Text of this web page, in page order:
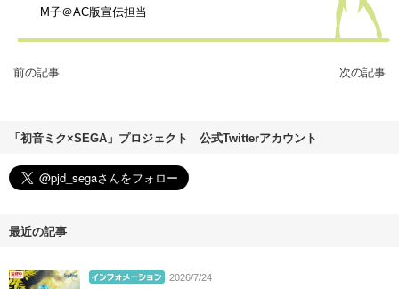
M子＠AC版宣伝担当
前の記事 次の記事
「初音ミク×SEGA」プロジェクト 公式Twitterアカウント
最近の記事
2026/7/24